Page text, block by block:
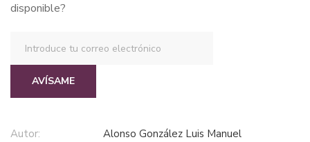
disponible?
AVÍSAME
Autor: Alonso González Luis Manuel